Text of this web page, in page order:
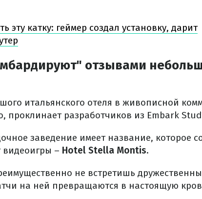
эту катку: геймер создал установку, дарит
отзывами
итальянского отеля в живописной
проклинает разработчиков из Embark
заведение имеет название, которое
видеоигры – Hotel Stella Montis.
не встретишь
на ней превращаются в настоящую